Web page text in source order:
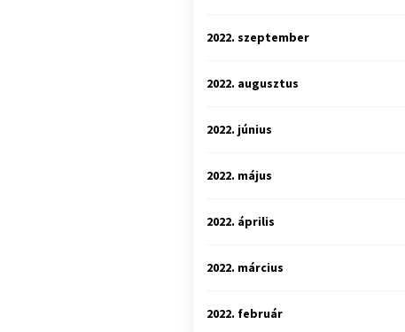
2022. szeptember
2022. augusztus
2022. június
2022. május
2022. április
2022. március
2022. február